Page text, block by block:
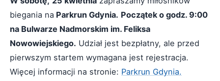
biegania na Parkrun Gdynia. Początek o godz. 9:00
na Bulwarze Nadmorskim im. Feliksa
Nowowiejskiego. Udział jest bezpłatny, ale przed
pierwszym startem wymagana jest rejestracja.
Więcej informacji na stronie: Parkrun Gdynia.